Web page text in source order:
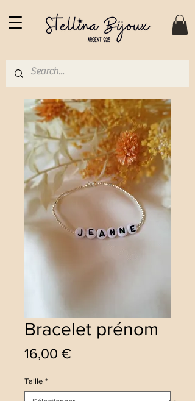
Bracelet prénom
16,00 €Prix
Taille *